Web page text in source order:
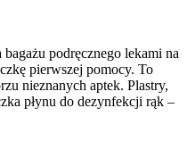
podręcznego lekami na
pierwszej pomocy. To
nieznanych aptek. Plastry,
płynu do dezynfekcji rąk –